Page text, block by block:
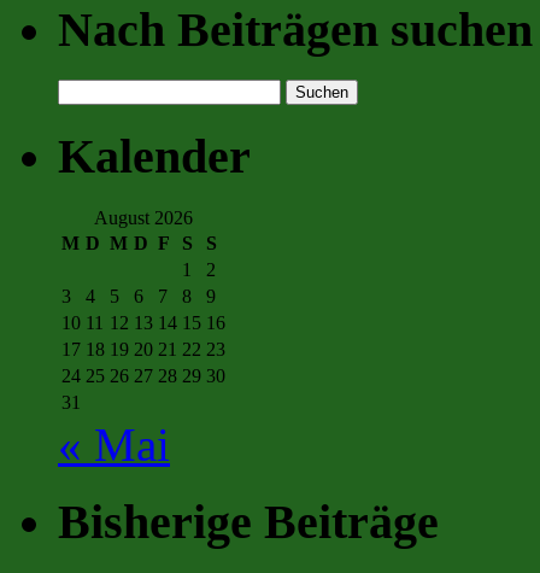
Nach Beiträgen suchen
nach:
Kalender
August 2026
M D M D F S
S
1
2
3
4 5 6 7 8
9
10 11 12 13 14 15 16
17 18 19 20 21 22 23
24 25 26 27 28 29 30
31
« Mai
Bisherige Beiträge